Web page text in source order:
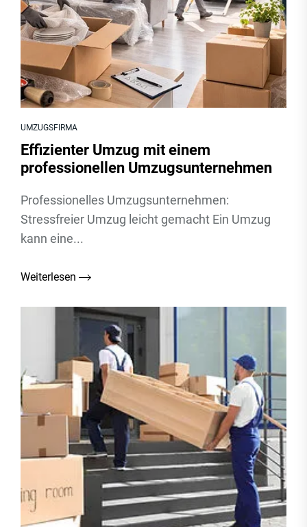
UMZUGSFIRMA
Effizienter Umzug mit einem
professionellen Umzugsunternehmen
Professionelles Umzugsunternehmen:
Stressfreier Umzug leicht gemacht Ein Umzug
kann eine...
Weiterlesen